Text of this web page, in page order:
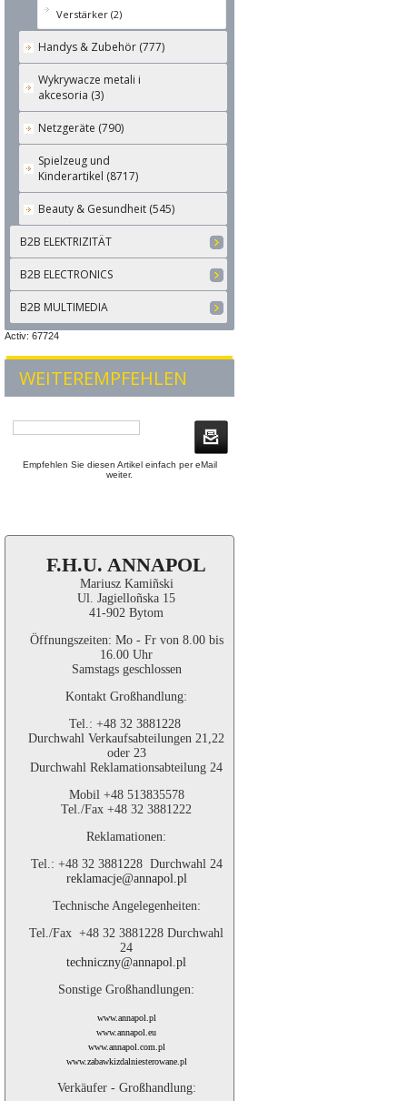
Verstärker (2)
Handys & Zubehör (777)
Wykrywacze metali i
akcesoria (3)
Netzgeräte (790)
Spielzeug und
Kinderartikel (8717)
Beauty & Gesundheit (545)
B2B ELEKTRIZITÄT
B2B ELECTRONICS
B2B MULTIMEDIA
Activ: 67724
WEITEREMPFEHLEN
Empfehlen Sie diesen Artikel einfach per eMail
weiter.
F.H.U. ANNAPOL
Mariusz Kamiñski
Ul. Jagielloñska 15
41-902 Bytom
Öffnungszeiten: Mo - Fr von 8.00 bis
16.00 Uhr
Samstags geschlossen
Kontakt Großhandlung:
Tel.: +48 32 3881228
Durchwahl Verkaufsabteilungen 21,22
oder 23
Durchwahl Reklamationsabteilung 24
Mobil +48 513835578
Tel./Fax +48 32 3881222
Reklamationen:
Tel.: +48 32 3881228 Durchwahl 24
reklamacje@annapol.pl
Technische Angelegenheiten:
Tel./Fax +48 32 3881228 Durchwahl
24
techniczny@annapol.pl
Sonstige Großhandlungen:
www.annapol.pl
www.annapol.eu
www.annapol.com.pl
www.zabawkizdalniesterowane.pl
Verkäufer - Großhandlung: